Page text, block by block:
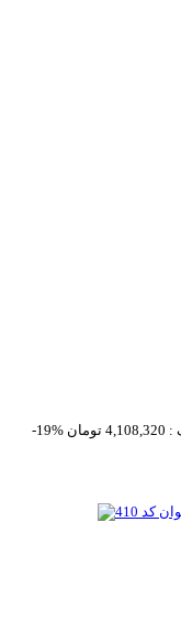
-19%
: 4,108,320 تومان